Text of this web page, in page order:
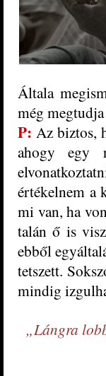
Általa
még
P: Az biztos,
ahogy egy
értékelnem a
mi van, ha
talán ő is
ebből
tetszett.
mindig
„Lángra